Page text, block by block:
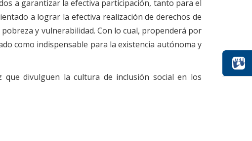
a garantizar la efectiva participación, tanto para el
a lograr la efectiva realización de derechos de
y vulnerabilidad. Con lo cual, propenderá por
como indispensable para la existencia autónoma y
divulguen la cultura de inclusión social en los